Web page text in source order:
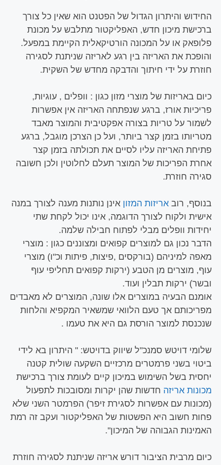
החידוש והיתרון הגדול של הפטנט הוא שאין כל צורך
ברכישת מיכון חדש, האפליקטור מתלבש על מכונת
פלופאק או על המכונה הורטיקאלית הקיימת במפעל.
והופכת את האריזה בין רגע לאריזה שניתנת לסגירה
חוזרת על ידי חיתוך והדבקה מחדש של השקית.
כיום באריזות של מוצרי מזון כגון : וופלים , עוגיות,
פריכיות אורז, ברגע שנפתחה האריזה אין אפשרות
לשמור על טריות בצורה אפקטיבית והמוצר מאבד
מטריותו בזמן קצר ביותר, ועל כן הצרכן מוגבל, ברגע
פתיחת האריזה עליו לסיים את תכולתה בזמן קצר
אחרת הפריכות של המוצר תעלם לחלוטין ולכן חשובה
סגירה חוזרת.
בנוסף, רוב אריזות המזון אינן נותנות מענה לצורך במנה
אישית ולקוח לצורך הדוגמה, אינו יכול לקחת שתי
יחידות וופלים מבלי לפתוח חבילה שלמה.
הדבר נכון גם למוצרים קפואים ומצוננים כגון : מוצרי
מאפה למיניהם (בורקסים ,פיצות, פיתות וכ"ו) מוצרי
עוף, מוצרים מן הטבע (ירקות קפואים תחליפי עוף
ובשר) ירקות תבלין ועוד.
אומנם הבעיה במוצרים אלו שונה, המוצרים לא מאבדים
מפריכותם אך טעם הלוואי שמשאיר המקפיא והלחות
שנכנסת למוצר הורסת גם היא את טעמו .
שלומי דויטש סמנכ"ל שיווק בדויטש: " היתרון בא לידי
ביטוי בשני פרמטרים מרכזיים השקעה שולית קטנה
יחסית בשל השימוש במיכון קיים לעומת צורך ברכישת
מכונות אריזה חדשות שהן יקרות ומסובכות לתפעול
(מכונות עם אפשרות לסגירת זיפר) הפרמטר השני שלא
פחות חשוב היא הפשטות של האפליקטור ועקב זה רמת
האמינות הגבוהה של המיכון".
כיום מרבית הציבור דורש אריזה שניתנת לסגירה חוזרת